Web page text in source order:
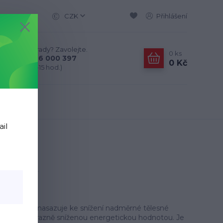
CZK Přihlášení
Nevíte si rady? Zavolejte.
+420 776 000 397
(Po-Pá, 9-15 hod.)
0 ks
0 Kč
se nasazuje ke snížení nadměrné tělesné
výrazně sníženou energetickou hodnotou. Je